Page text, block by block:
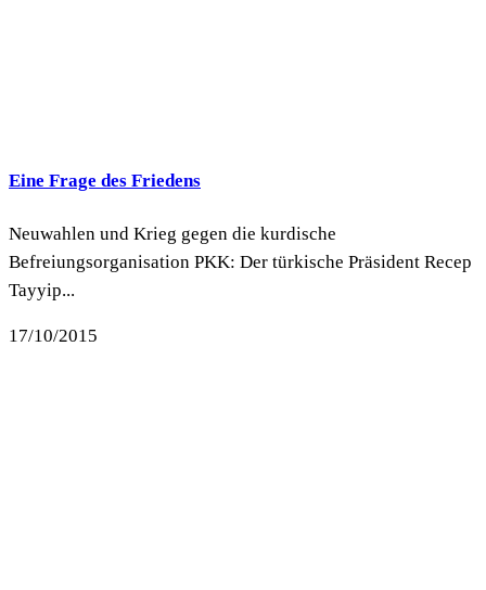
Eine Frage des Friedens
Neuwahlen und Krieg gegen die kurdische
Befreiungsorganisation PKK: Der türkische Präsident Recep
Tayyip...
17/10/2015